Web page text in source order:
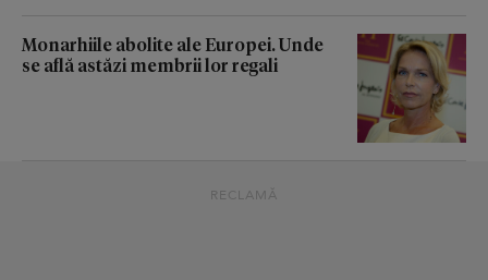
Monarhiile abolite ale Europei. Unde
se află astăzi membrii lor regali
RECLAMĂ